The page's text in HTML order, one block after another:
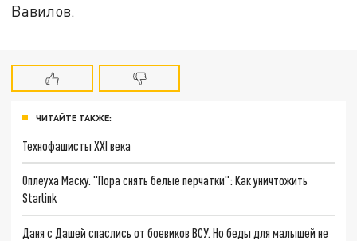
Вавилов.
ЧИТАЙТЕ ТАКЖЕ:
Технофашисты XXI века
Оплеуха Маску. "Пора снять белые перчатки": Как уничтожить
Starlink
Даня с Дашей спаслись от боевиков ВСУ. Но беды для малышей не